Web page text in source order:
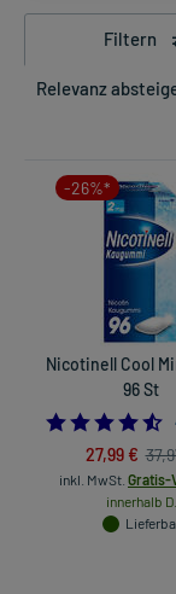
Filtern
Relevanz
-26%*
Nicotinell Cool
96 St
27,99 €
inkl. MwSt. Gratis-
innerhalb D.